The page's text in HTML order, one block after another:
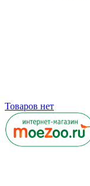
Товаров нет